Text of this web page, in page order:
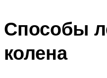
Способы
колена